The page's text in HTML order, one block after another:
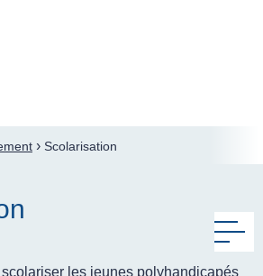
› Scolarisation
scolariser les jeunes polyhandicapés